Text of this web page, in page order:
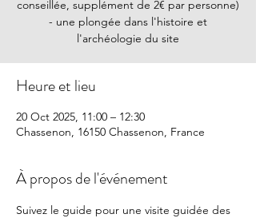
conseillée, supplément de 2€ par personne)
- une plongée dans l'histoire et
l'archéologie du site
Heure et lieu
20 Oct 2025, 11:00 – 12:30
Chassenon, 16150 Chassenon, France
À propos de l'événement
Suivez le guide pour une visite guidée des